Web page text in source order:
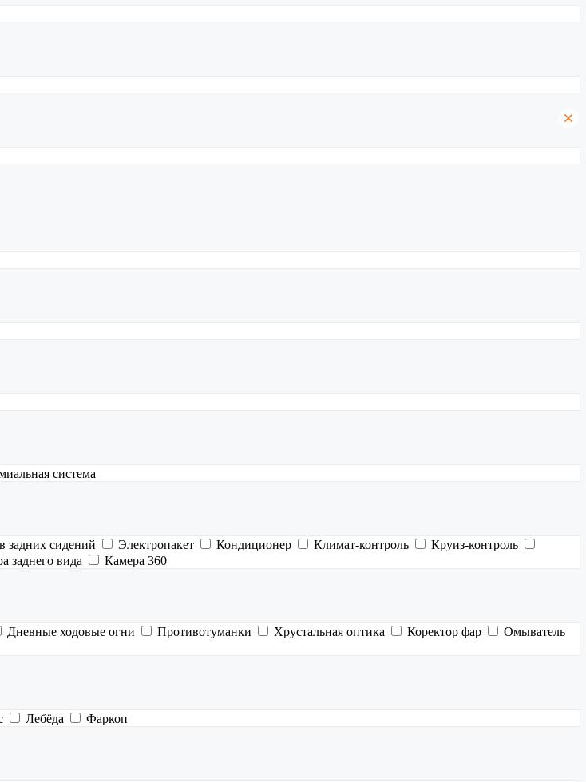
система
задних сидений Электропакет Кондиционер Климат-контроль
Круиз-контроль
заднего вида
Камера 360
Дневные ходовые огни Противотуманки Хрустальная оптика Коректор фар
Омыватель
Лебёда
Фаркоп